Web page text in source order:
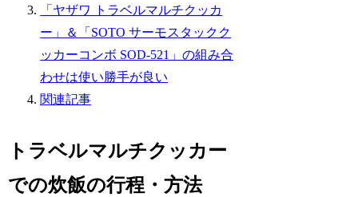
「ヤザワ トラベルマルチクッカ
ー」＆「SOTO サーモスタックク
ッカーコンボ SOD-521」の組み合
わせは使い勝手が良い
関連記事
トラベルマルチクッカー
での炊飯の行程・方法